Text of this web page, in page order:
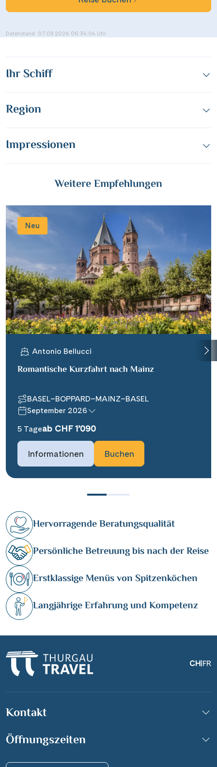
Link kopieren
Datenstand: 07.08.2026 06:34:04 Uhr
Ihr Schiff
Region
Impressionen
Weitere Empfehlungen
Neu
Antonio Bellucci
Romantische Kurzfahrt nach Mainz
BASEL–BOPPARD–MAINZ–BASEL
September 2026
5 Tageab CHF 1’090
Informationen Buchen
Hervorragende Beratungsqualität
Persönliche Betreuung bis nach der Reise
Erstklassige Menüs von Spitzenköchen
Langjährige Erfahrung und Kompetenz
CH|FR
Kontakt
Öffnungszeiten